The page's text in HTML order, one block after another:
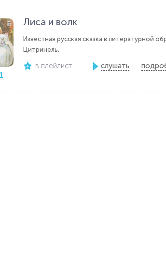
Лиса и волк
Известная русская сказка в литературной
Цитринель.
в плейлист слушать